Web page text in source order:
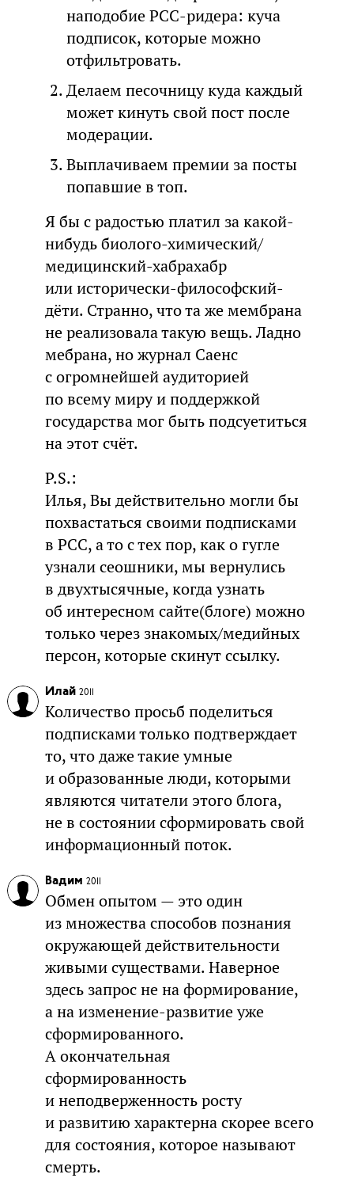
наподобие РСС-ридера: куча
подписок, которые можно
отфильтровать.
Делаем песочницу куда каждый
может кинуть свой пост после
модерации.
Выплачиваем премии за посты
попавшие в топ.
Я бы с радостью платил за какой-
нибудь биолого-химический/
медицинский-хабрахабр
или исторически-философский-
дёти. Странно, что та же мембрана
не реализовала такую вещь. Ладно
мебрана, но журнал Саенс
с огромнейшей аудиторией
по всему миру и поддержкой
государства мог быть подсуетиться
на этот счёт.
P.S.:
Илья, Вы действительно могли бы
похвастаться своими подписками
в РСС, а то с тех пор, как о гугле
узнали сеошники, мы вернулись
в двухтысячные, когда узнать
об интересном сайте(блоге) можно
только через знакомых/медийных
персон, которые скинут ссылку.
Илай 2011
Количество просьб поделиться
подписками только подтверждает
то, что даже такие умные
и образованные люди, которыми
являются читатели этого блога,
не в состоянии сформировать свой
информационный поток.
Вадим 2011
Обмен опытом — это один
из множества способов познания
окружающей действительности
живыми существами. Наверное
здесь запрос не на формирование,
а на изменение-развитие уже
сформированного.
А окончательная
сформированность
и неподверженность росту
и развитию характерна скорее всего
для состояния, которое называют
смерть.